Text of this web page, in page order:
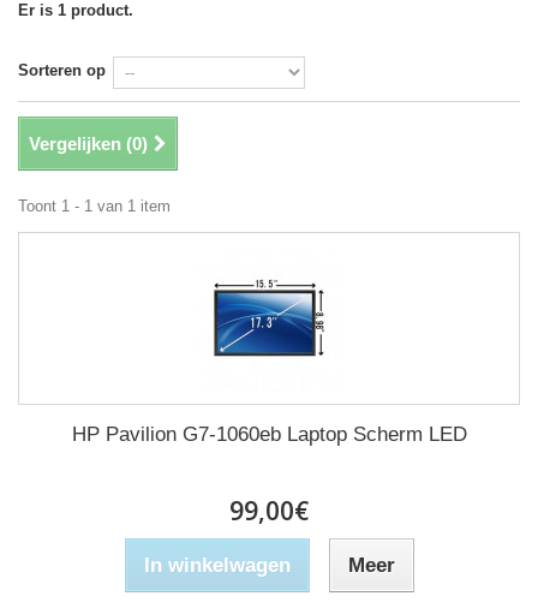
Er is 1 product.
Sorteren op
Vergelijken (0)
Toont 1 - 1 van 1 item
HP Pavilion G7-1060eb Laptop Scherm LED
99,00€
In winkelwagen Meer